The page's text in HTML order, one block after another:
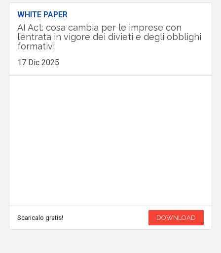
WHITE PAPER
AI Act: cosa cambia per le imprese con
l’entrata in vigore dei divieti e degli obblighi
formativi
17 Dic 2025
Scaricalo gratis! DOWNLOAD